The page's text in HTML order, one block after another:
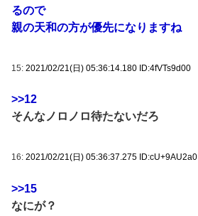
るので
親の天和の方が優先になりますね
15: 2021/02/21(日) 05:36:14.180 ID:4fVTs9d00
>>12
そんなノロノロ待たないだろ
16: 2021/02/21(日) 05:36:37.275 ID:cU+9AU2a0
>>15
なにが？